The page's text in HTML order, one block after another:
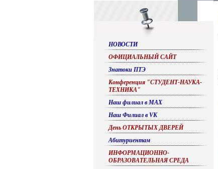
НОВОСТИ
ОФИЦИАЛЬНЫЙ САЙТ
Знатоки ПТЭ
Конференция "СТУДЕНТ-НАУКА-
ТЕХНИКА"
Наш филиал в МАХ
Наш Филиал в VK
День ОТКРЫТЫХ ДВЕРЕЙ
Абитуриентам
ИНФОРМАЦИОННО-
ОБРАЗОВАТЕЛЬНАЯ СРЕДА